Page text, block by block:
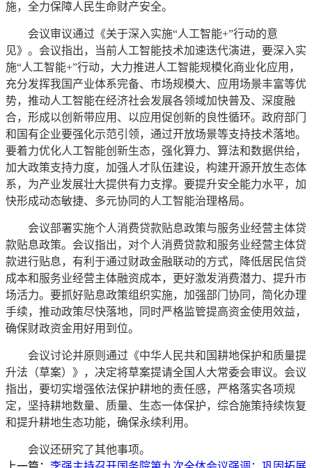
施，全力保障人民生命财产安全。
会议审议通过《关于深入实施“人工智能+”行动的意
见》。会议指出，当前人工智能技术加速迭代演进，要深入实
施“人工智能+”行动，大力推进人工智能规模化商业化应用，
充分发挥我国产业体系完备、市场规模大、应用场景丰富等优
势，推动人工智能在经济社会发展各领域加快普及、深度融
合，形成以创新带应用、以应用促创新的良性循环。政府部门
和国有企业要强化示范引领，通过开放场景等支持技术落地。
要着力优化人工智能创新生态，强化算力、算法和数据供给，
加大政策支持力度，加强人才队伍建设，构建开源开放生态体
系，为产业发展壮大提供有力支撑。要提升安全能力水平，加
快形成动态敏捷、多元协同的人工智能治理格局。
会议部署实施个人消费贷款贴息政策与服务业经营主体贷
款贴息政策。会议指出，对个人消费贷款和服务业经营主体贷
款进行贴息，有利于通过财政金融联动的方式，降低居民信贷
成本和服务业经营主体融资成本，更好激发消费潜力、提升市
场活力。要抓好贴息政策组织实施，加强部门协同，简化办理
手续，推动政策尽快落地，同时严格监管提高资金使用效益，
确保财政资金用好用到位。
会议讨论并原则通过《中华人民共和国耕地保护和质量提
升法（草案）》，决定将草案提请全国人大常委会审议。会议
指出，要切实增强依法保护耕地的责任感，严格落实各项规
定，坚持耕地数量、质量、生态一体保护，综合施策持续恢复
和提升耕地生态功能，确保永续利用。
会议还研究了其他事项。